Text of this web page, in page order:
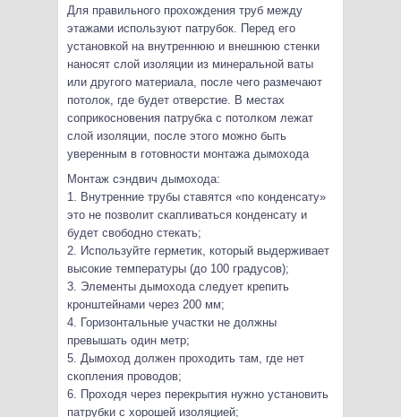
Для правильного прохождения труб между
этажами используют патрубок. Перед его
установкой на внутреннюю и внешнюю стенки
наносят слой изоляции из минеральной ваты
или другого материала, после чего размечают
потолок, где будет отверстие. В местах
соприкосновения патрубка с потолком лежат
слой изоляции, после этого можно быть
уверенным в готовности монтажа дымохода
Монтаж сэндвич дымохода:
1. Внутренние трубы ставятся «по конденсату»
это не позволит скапливаться конденсату и
будет свободно стекать;
2. Используйте герметик, который выдерживает
высокие температуры (до 100 градусов);
3. Элементы дымохода следует крепить
кронштейнами через 200 мм;
4. Горизонтальные участки не должны
превышать один метр;
5. Дымоход должен проходить там, где нет
скопления проводов;
6. Проходя через перекрытия нужно установить
патрубки с хорошей изоляцией;